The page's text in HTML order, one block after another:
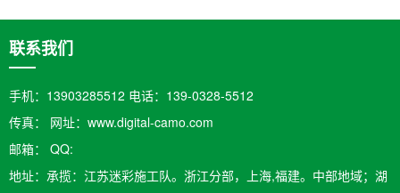
联系我们
手机：13903285512 电话：139-0328-5512
传真： 网址：www.digital-camo.com
邮箱：​ QQ:
地址：承揽：江苏迷彩施工队。浙江分部，上海,福建。中部地域；湖